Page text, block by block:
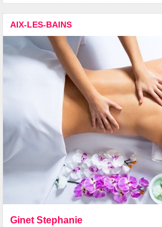
AIX-LES-BAINS
Ginet Stephanie